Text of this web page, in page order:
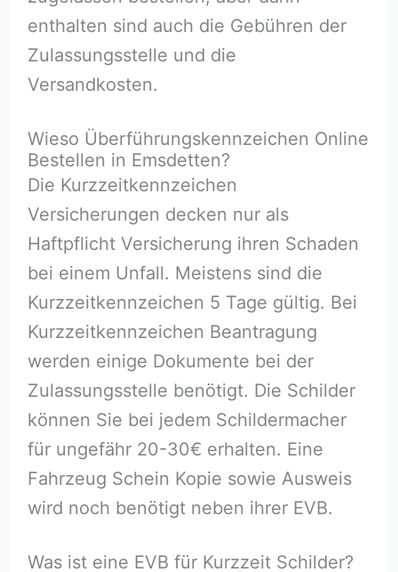
enthalten sind auch die Gebühren der
Zulassungsstelle und die
Versandkosten.
Wieso Überführungskennzeichen Online
Bestellen in Emsdetten?
Die Kurzzeitkennzeichen
Versicherungen decken nur als
Haftpflicht Versicherung ihren Schaden
bei einem Unfall. Meistens sind die
Kurzzeitkennzeichen 5 Tage gültig. Bei
Kurzzeitkennzeichen Beantragung
werden einige Dokumente bei der
Zulassungsstelle benötigt. Die Schilder
können Sie bei jedem Schildermacher
für ungefähr 20-30€ erhalten. Eine
Fahrzeug Schein Kopie sowie Ausweis
wird noch benötigt neben ihrer EVB.
Was ist eine EVB für Kurzzeit Schilder?